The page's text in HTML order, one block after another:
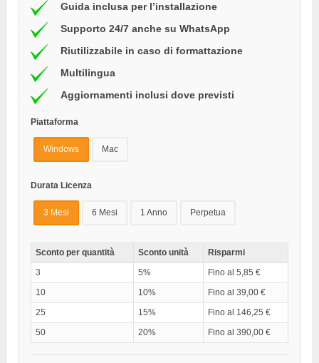
Guida inclusa per l’installazione
Supporto 24/7 anche su WhatsApp
Riutilizzabile in caso di formattazione
Multilingua
Aggiornamenti inclusi dove previsti
Piattaforma
Windows Mac
Durata Licenza
3 Mesi 6 Mesi 1 Anno Perpetua
Sconto per quantità Sconto unità
Risparmi
3
5%
Fino al 5,85 €
10
10%
Fino al 39,00 €
25
15%
Fino al 146,25 €
50
20% Fino al 390,00 €